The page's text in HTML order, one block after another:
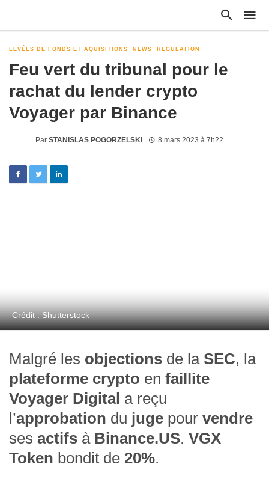
LEVÉES DE FONDS ET AQUISITIONS NEWS REGULATION
Feu vert du tribunal pour le
rachat du lender crypto
Voyager par Binance
Par STANISLAS POGORZELSKI 8 mars 2023 à 7h22
Crédit : Shutterstock
Malgré les objections de la SEC, la
plateforme crypto en faillite
Voyager Digital a reçu
l’approbation du juge pour vendre
ses actifs à Binance.US. VGX
Token bondit de 20%.